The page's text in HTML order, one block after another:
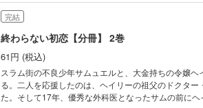
完結
終わらない初恋【分冊】 2巻
61円 (税込)
スラム街の不良少年サムュエルと、大金持ちの令嬢
る。二人を応援したのは、ヘイリーの祖父のドクタ
た。そして17年、優秀な外科医となったサムの前にヘ